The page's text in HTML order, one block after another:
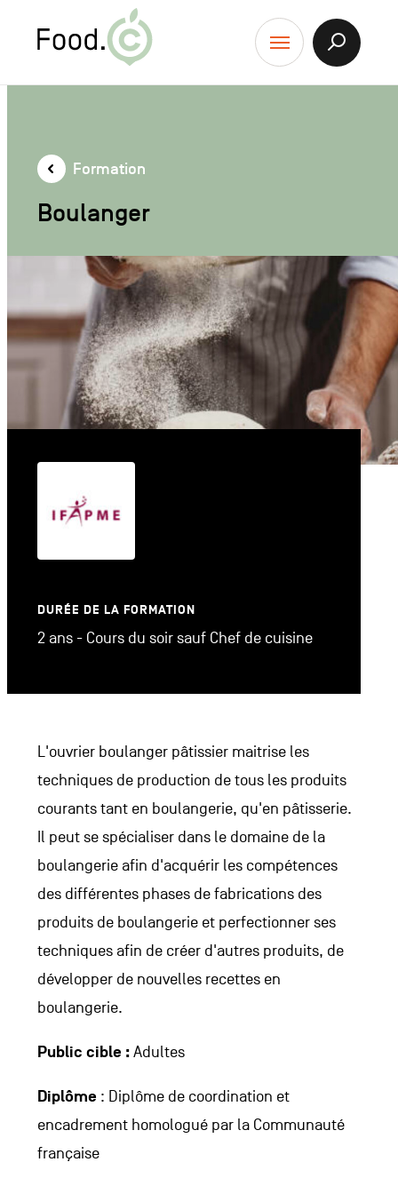
Menu
Afficher
Formation
Boulanger
DURÉE DE LA FORMATION
2 ans - Cours du soir sauf Chef de cuisine
L'ouvrier boulanger pâtissier maitrise les
techniques de production de tous les produits
courants tant en boulangerie, qu'en pâtisserie.
Il peut se spécialiser dans le domaine de la
boulangerie afin d'acquérir les compétences
des différentes phases de fabrications des
produits de boulangerie et perfectionner ses
techniques afin de créer d'autres produits, de
développer de nouvelles recettes en
boulangerie.
Public cible :Adultes
Diplôme : Diplôme de coordination et
encadrement homologué par la Communauté
française